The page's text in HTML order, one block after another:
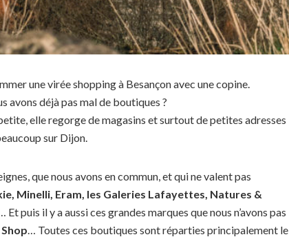
une virée shopping à Besançon avec une copine.
avons déjà pas mal de boutiques ?
elle regorge de magasins et surtout de petites adresses
sur Dijon.
que nous avons en commun, et qui ne valent pas
Minelli, Eram, les Galeries Lafayettes, Natures &
Et puis il y a aussi ces grandes marques que nous n’avons pas
… Toutes ces boutiques sont réparties principalement le